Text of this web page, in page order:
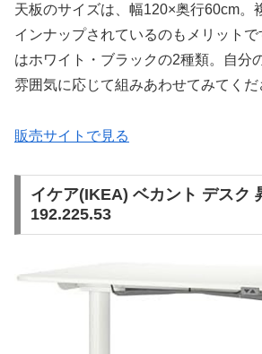
天板のサイズは、幅120×奥行60cm。
インナップされているのもメリット
はホワイト・ブラックの2種類。自分
雰囲気に応じて組みあわせてみてくだ
販売サイトで見る
イケア(IKEA) ベカント デスク
192.225.53